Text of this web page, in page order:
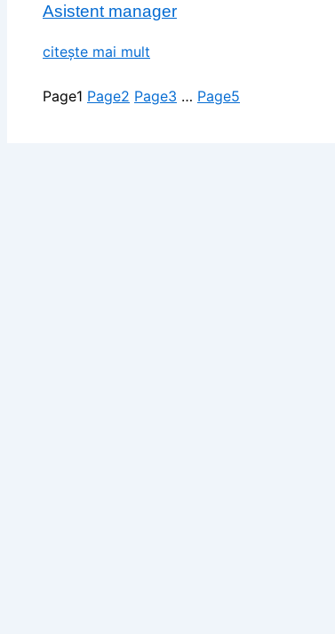
Asistent manager
citește mai mult
Page1 Page2 Page3 … Page5